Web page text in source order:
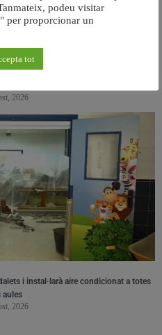
residus de la Devesa durant el mes de
2026
i instal·larà aire condicionat a totes
aules
2026
podeu visitar
per proporcionar un
tot